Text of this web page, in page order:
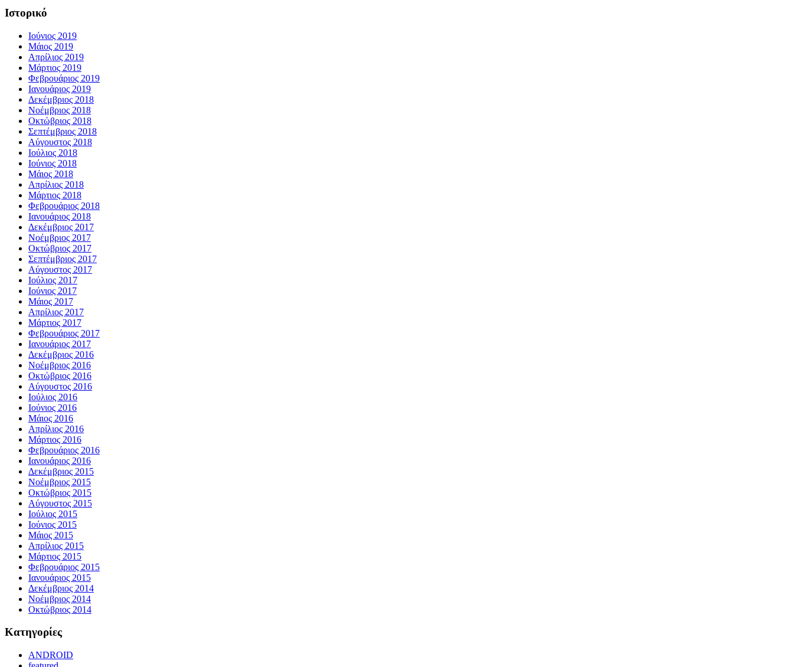
Ιστορικό
Ιούνιος 2019
Μάιος 2019
Απρίλιος 2019
Μάρτιος 2019
Φεβρουάριος 2019
Ιανουάριος 2019
Δεκέμβριος 2018
Νοέμβριος 2018
Οκτώβριος 2018
Σεπτέμβριος 2018
Αύγουστος 2018
Ιούλιος 2018
Ιούνιος 2018
Μάιος 2018
Απρίλιος 2018
Μάρτιος 2018
Φεβρουάριος 2018
Ιανουάριος 2018
Δεκέμβριος 2017
Νοέμβριος 2017
Οκτώβριος 2017
Σεπτέμβριος 2017
Αύγουστος 2017
Ιούλιος 2017
Ιούνιος 2017
Μάιος 2017
Απρίλιος 2017
Μάρτιος 2017
Φεβρουάριος 2017
Ιανουάριος 2017
Δεκέμβριος 2016
Νοέμβριος 2016
Οκτώβριος 2016
Αύγουστος 2016
Ιούλιος 2016
Ιούνιος 2016
Μάιος 2016
Απρίλιος 2016
Μάρτιος 2016
Φεβρουάριος 2016
Ιανουάριος 2016
Δεκέμβριος 2015
Νοέμβριος 2015
Οκτώβριος 2015
Αύγουστος 2015
Ιούλιος 2015
Ιούνιος 2015
Μάιος 2015
Απρίλιος 2015
Μάρτιος 2015
Φεβρουάριος 2015
Ιανουάριος 2015
Δεκέμβριος 2014
Νοέμβριος 2014
Οκτώβριος 2014
Kατηγορίες
ANDROID